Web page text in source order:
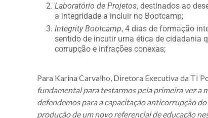
Laboratório de Projetos, destinados ao
a integridade a incluir no Bootcamp;
Integrity Bootcamp, 4 dias de formação
sentido de incutir uma ética de cidadania
corrupção e infrações conexas;
Para Karina Carvalho, Diretora Executiva da TI
fundamental para testarmos pela primeira vez
defendemos para a capacitação anticorrupção
produção de um novo referencial de educação